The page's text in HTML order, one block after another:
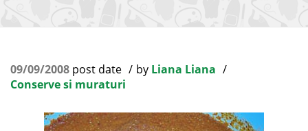
09/09/2008 post date by Liana Liana
Conserve si muraturi